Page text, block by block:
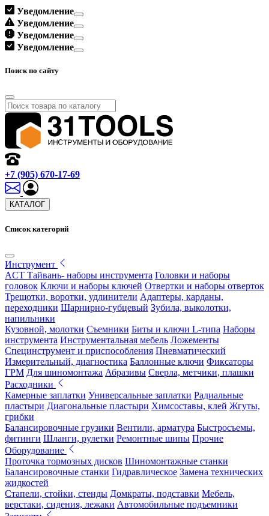
Уведомление
Уведомление
Уведомление
Уведомление
Поиск по сайту
+7 (905) 670-17-69
КАТАЛОГ
Список категорий
Инструмент
ACT Тайвань- наборы инструмента Головки и наборы
головок Ключи и наборы ключей Отвертки и наборы отверток
Трещотки, воротки, удлинители Адаптеры, карданы,
переходники Шарнирно-губцевый Зубила, выколотки,
напильники
Кузовной, молотки Съемники Биты и ключи L-типа Наборы
инструмента Инструментальная мебель Ложементы
Специнструмент и приспособления Пневматический
Измерительный, диагностика Баллонные ключи Фиксаторы
ГРМ Для шиномонтажа Абразивы Сверла, метчики, плашки
Расходники
Камерные заплатки Универсальные заплатки Радиальные
пластыри Диагональные пластыри Химсоставы, клей Жгуты,
грибки
Балансировочные грузики Вентили, арматура Быстросъемы,
фитинги Шланги, рулетки Ремонтные шипы Прочие
Оборудование
Проточка тормозных дисков Шиномонтажные станки
Балансировочные станки Гидравлическое Замена технических
жидкостей
Стапели, стойки, стенды Домкраты, подставки Мебель,
верстаки, сидения, лежаки Автомобильные подъемники